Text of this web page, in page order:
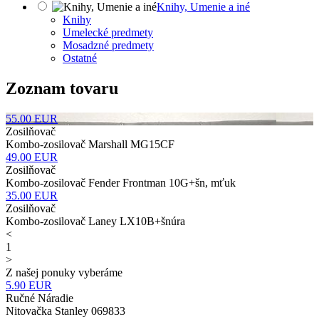
Knihy, Umenie a iné
Knihy
Umelecké predmety
Mosadzné predmety
Ostatné
Zoznam tovaru
55.00 EUR
Zosilňovač
Kombo-zosilovač Marshall MG15CF
49.00 EUR
Zosilňovač
Kombo-zosilovač Fender Frontman 10G+šn, mťuk
35.00 EUR
Zosilňovač
Kombo-zosilovač Laney LX10B+šnúra
<
1
>
Z našej ponuky vyberáme
5.90 EUR
Ručné Náradie
Nitovačka Stanley 069833